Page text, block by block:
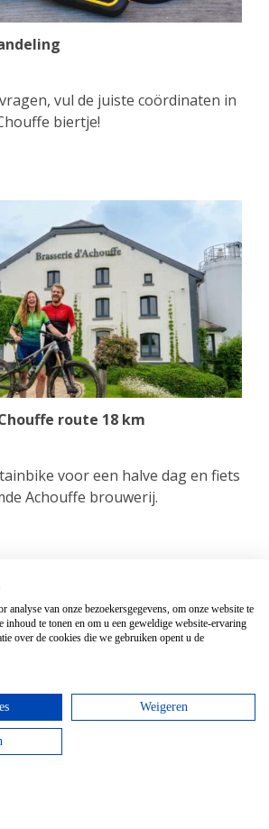
vul de juiste coördinaten in
biertje!
route 18 km
voor een halve dag en fiets
Achouffe brouwerij.
analyse van onze bezoekersgegevens, om onze website te
inhoud te tonen en om u een geweldige website-ervaring
over de cookies die we gebruiken opent u de
Weigeren